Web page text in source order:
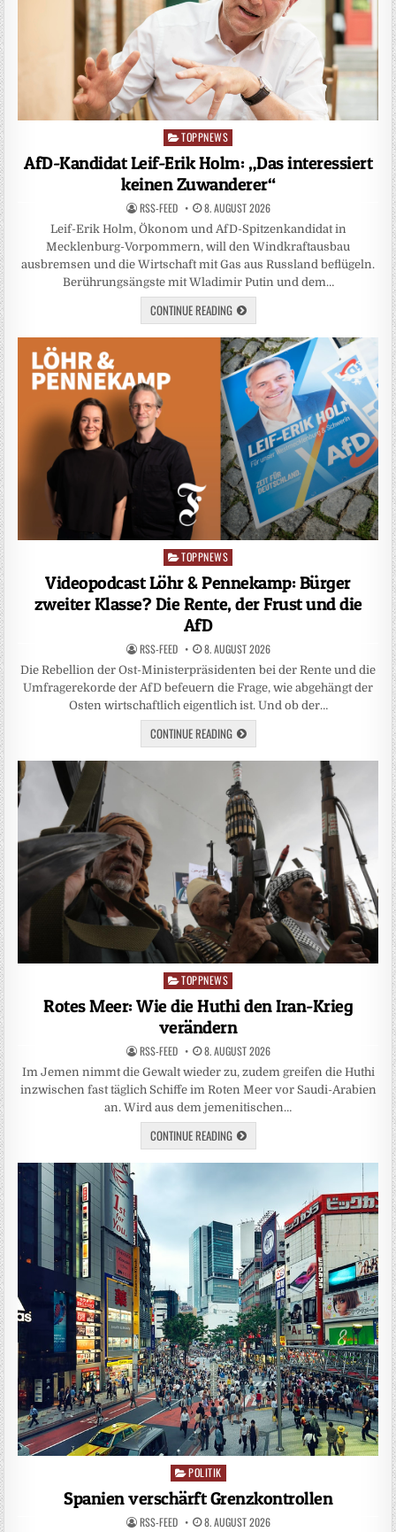
Posted
in
TOPPNEWS
AfD-Kandidat Leif-Erik Holm: „Das interessiert
keinen Zuwanderer“
RSS-FEED 8. AUGUST 2026
Leif-Erik Holm, Ökonom und AfD-Spitzenkandidat in
Mecklenburg-Vorpommern, will den Windkraftausbau
ausbremsen und die Wirtschaft mit Gas aus Russland beflügeln.
Berührungsängste mit Wladimir Putin und dem…
CONTINUE READING
Posted
in
TOPPNEWS
Videopodcast Löhr & Pennekamp: Bürger
zweiter Klasse? Die Rente, der Frust und die
AfD
RSS-FEED 8. AUGUST 2026
Die Rebellion der Ost-Ministerpräsidenten bei der Rente und die
Umfragerekorde der AfD befeuern die Frage, wie abgehängt der
Osten wirtschaftlich eigentlich ist. Und ob der…
CONTINUE READING
Posted
TOPPNEWS
Rotes Meer: Wie die Huthi den Iran-Krieg
verändern
RSS-FEED 8. AUGUST 2026
Im Jemen nimmt die Gewalt wieder zu, zudem greifen die Huthi
inzwischen fast täglich Schiffe im Roten Meer vor Saudi-Arabien
an. Wird aus dem jemenitischen…
CONTINUE READING
Posted
in
POLITIK
Spanien verschärft Grenzkontrollen
RSS-FEED 8. AUGUST 2026